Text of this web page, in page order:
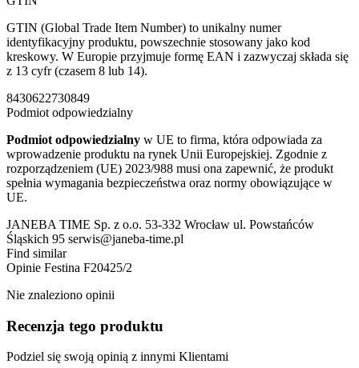
GTIN (Global Trade Item Number) to unikalny numer
identyfikacyjny produktu, powszechnie stosowany jako kod
kreskowy. W Europie przyjmuje formę EAN i zazwyczaj składa się
z 13 cyfr (czasem 8 lub 14).
8430622730849
Podmiot odpowiedzialny
Podmiot odpowiedzialny w UE to firma, która odpowiada za
wprowadzenie produktu na rynek Unii Europejskiej. Zgodnie z
rozporządzeniem (UE) 2023/988 musi ona zapewnić, że produkt
spełnia wymagania bezpieczeństwa oraz normy obowiązujące w
UE.
JANEBA TIME Sp. z o.o. 53-332 Wrocław ul. Powstańców
Śląskich 95 serwis@janeba-time.pl
Find similar
Opinie Festina F20425/2
Nie znaleziono opinii
Recenzja tego produktu
Podziel się swoją opinią z innymi Klientami